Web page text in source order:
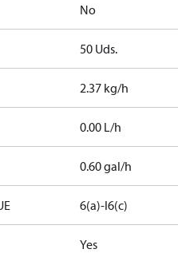
No
50 Uds.
2.37 kg/h
0.00 L/h
0.60 gal/h
6(a)-I6(c)
Yes